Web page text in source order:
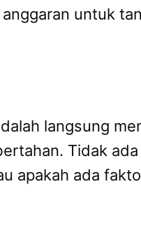
untuk
langsung
Tidak
apakah ada